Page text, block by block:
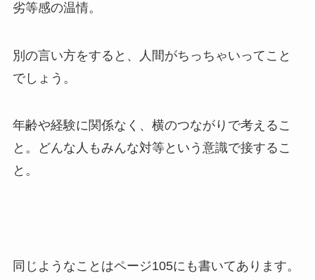
劣等感の温情。
別の言い方をすると、人間がちっちゃいってこと
でしょう。
年齢や経験に関係なく、横のつながりで考えるこ
と。どんな人もみんな対等という意識で接するこ
と。
同じようなことはページ105にも書いてあります。